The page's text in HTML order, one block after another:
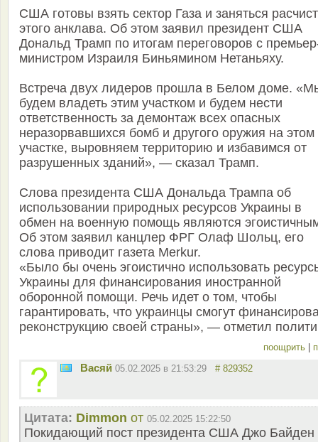
США готовы взять сектор Газа и заняться
этого анклава. Об этом заявил президент США
Дональд Трамп по итогам переговоров с
министром Израиля Биньямином Нетаньяху.
Встреча двух лидеров прошла в Белом доме.
будем владеть этим участком и будем нести
ответственность за демонтаж всех опасных
неразорвавшихся бомб и другого оружия на этом
участке, выровняем территорию и избавимся от
разрушенных зданий», — сказал Трамп.
Слова президента США Дональда Трампа об
использовании природных ресурсов Украины в
обмен на военную помощь являются
Об этом заявил канцлер ФРГ Олаф Шольц, его
слова приводит газета Merkur.
«Было бы очень эгоистично использовать
Украины для финансирования иностранной
оборонной помощи. Речь идет о том, чтобы
гарантировать, что украинцы смогут
реконструкцию своей страны», — отметил
поощрить
Васяй 05.02.2025 в 21:53:29 # 829352
Цитата: Dimmon от 05.02.2025 15:22:50
Покидающий пост президента США Джо Байден